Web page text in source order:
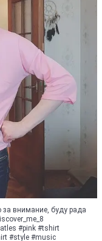
внимание, буду рада
#pink #tshirt
#style #music